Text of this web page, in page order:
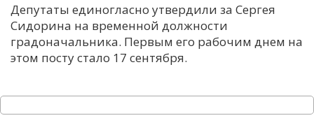
Депутаты единогласно утвердили за Сергея
Сидорина на временной должности
градоначальника. Первым его рабочим днем на
этом посту стало 17 сентября.